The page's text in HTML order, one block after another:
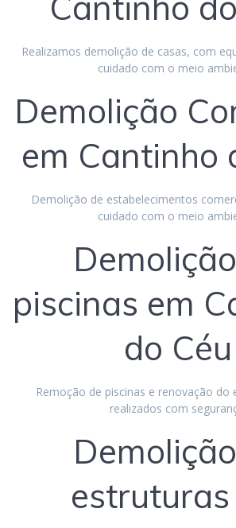
Realizamos demolição de casas, com
cuidado com o meio
Demolição
em Cantinho
Demolição de estabelecimentos
cuidado com o meio
piscinas em
do Céu
Remoção de piscinas e renovação do
realizados com
estruturas